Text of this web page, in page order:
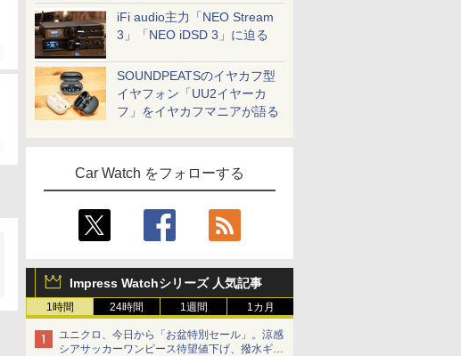
iFi audio主力「NEO Stream
3」「NEO iDSD 3」に迫る
SOUNDPEATSのイヤカフ型
イヤフォン「UU2イヤーカ
フ」をイヤカフマニアが語る
Car Watch をフォローする
Impress Watchシリーズ 人気記事
1時間 24時間 1週間 1カ月
ユニクロ、今日から「お盆特別セール」。涼感
シアサッカーワンピース待望値下げ、撥水ギア